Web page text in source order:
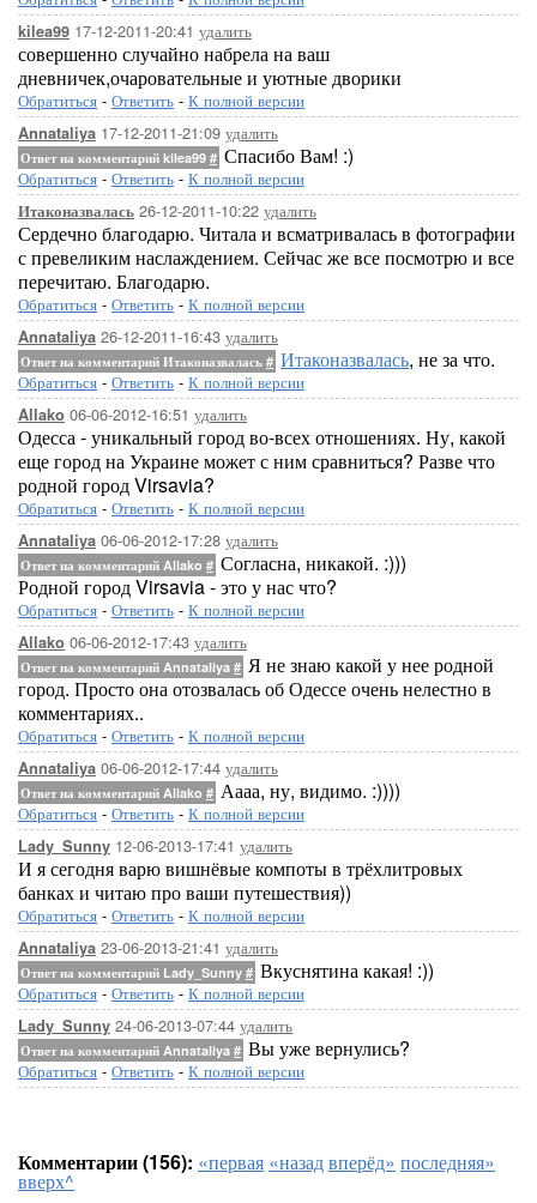
kilea99 17-12-2011-20:41 удалить
совершенно случайно набрела на ваш
дневничек,очаровательные и уютные дворики
Обратиться - Ответить - К полной версии
Annataliya 17-12-2011-21:09 удалить
Ответ на комментарий kilea99 # Спасибо Вам! :)
Обратиться - Ответить - К полной версии
Итаконазвалась 26-12-2011-10:22 удалить
Сердечно благодарю. Читала и всматривалась в фотографии
с превеликим наслаждением. Сейчас же все посмотрю и все
перечитаю. Благодарю.
Обратиться - Ответить - К полной версии
Annataliya 26-12-2011-16:43 удалить
Ответ на комментарий Итаконазвалась # Итаконазвалась, не за что.
Обратиться - Ответить - К полной версии
Allako 06-06-2012-16:51 удалить
Одесса - уникальный город во-всех отношениях. Ну, какой
еще город на Украине может с ним сравниться? Разве что
родной город Virsavia?
Обратиться - Ответить - К полной версии
Annataliya 06-06-2012-17:28 удалить
Ответ на комментарий Allako # Согласна, никакой. :)))
Родной город Virsavia - это у нас что?
Обратиться - Ответить - К полной версии
Allako 06-06-2012-17:43 удалить
Ответ на комментарий Annataliya # Я не знаю какой у нее родной
город. Просто она отозвалась об Одессе очень нелестно в
комментариях..
Обратиться - Ответить - К полной версии
Annataliya 06-06-2012-17:44 удалить
Ответ на комментарий Allako # Аааа, ну, видимо. :))))
Обратиться - Ответить - К полной версии
Lady_Sunny 12-06-2013-17:41 удалить
И я сегодня варю вишнёвые компоты в трёхлитровых
банках и читаю про ваши путешествия))
Обратиться - Ответить - К полной версии
Annataliya 23-06-2013-21:41 удалить
Ответ на комментарий Lady_Sunny # Вкуснятина какая! :))
Обратиться - Ответить - К полной версии
Lady_Sunny 24-06-2013-07:44 удалить
Ответ на комментарий Annataliya # Вы уже вернулись?
Обратиться - Ответить - К полной версии
Комментарии (156): «первая «назадвперёд» последняя»
вверх^